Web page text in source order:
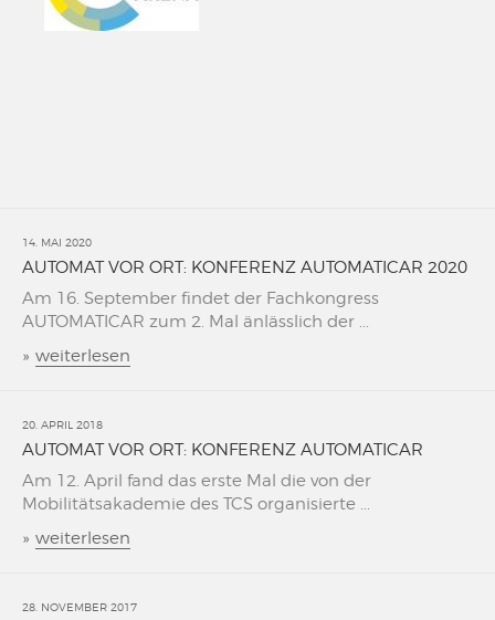
14. MAI 2020
AUTOMAT VOR ORT: KONFERENZ AUTOMATICAR 2020
Am 16. September findet der Fachkongress
AUTOMATICAR zum 2. Mal änlässlich der ...
» weiterlesen
20. APRIL 2018
AUTOMAT VOR ORT: KONFERENZ AUTOMATICAR
Am 12. April fand das erste Mal die von der
Mobilitätsakademie des TCS organisierte ...
» weiterlesen
28. NOVEMBER 2017